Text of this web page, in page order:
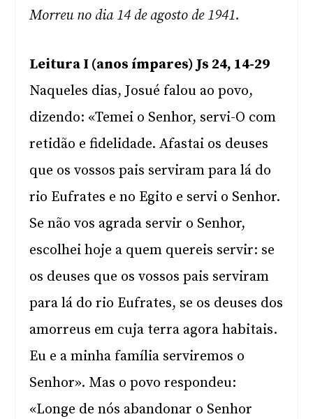
Morreu no dia 14 de agosto de 1941.
Leitura I (anos ímpares) Js 24, 14-29
Naqueles dias, Josué falou ao povo,
dizendo: «Temei o Senhor, servi-O com
retidão e fidelidade. Afastai os deuses
que os vossos pais serviram para lá do
rio Eufrates e no Egito e servi o Senhor.
Se não vos agrada servir o Senhor,
escolhei hoje a quem quereis servir: se
os deuses que os vossos pais serviram
para lá do rio Eufrates, se os deuses dos
amorreus em cuja terra agora habitais.
Eu e a minha família serviremos o
Senhor». Mas o povo respondeu:
«Longe de nós abandonar o Senhor